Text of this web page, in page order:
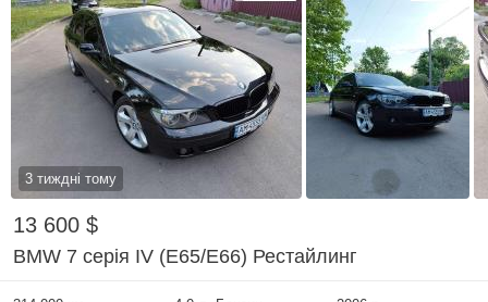
3 тиждні тому
13 600 $
BMW 7 серія IV (E65/E66) Рестайлинг